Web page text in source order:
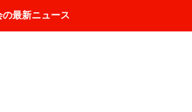
最新ニュース